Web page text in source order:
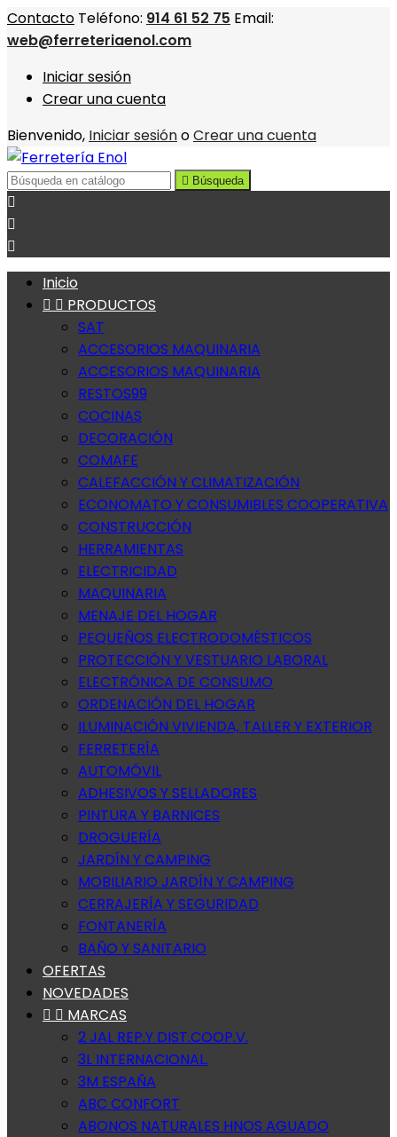
Contacto Teléfono: 914 61 52 75 Email:
web@ferreteriaenol.com
Iniciar sesión
Crear una cuenta
Bienvenido, Iniciar sesiónoCrear una cuenta
 Búsqueda



Inicio
  PRODUCTOS
SAT
ACCESORIOS MAQUINARIA
ACCESORIOS MAQUINARIA
RESTOS99
COCINAS
DECORACIÓN
COMAFE
CALEFACCIÓN Y CLIMATIZACIÓN
ECONOMATO Y CONSUMIBLES COOPERATIVA
CONSTRUCCIÓN
HERRAMIENTAS
ELECTRICIDAD
MAQUINARIA
MENAJE DEL HOGAR
PEQUEÑOS ELECTRODOMÉSTICOS
PROTECCIÓN Y VESTUARIO LABORAL
ELECTRÓNICA DE CONSUMO
ORDENACIÓN DEL HOGAR
ILUMINACIÓN VIVIENDA, TALLER Y EXTERIOR
FERRETERÍA
AUTOMÓVIL
ADHESIVOS Y SELLADORES
PINTURA Y BARNICES
DROGUERÍA
JARDÍN Y CAMPING
MOBILIARIO JARDÍN Y CAMPING
CERRAJERÍA Y SEGURIDAD
FONTANERÍA
BAÑO Y SANITARIO
OFERTAS
NOVEDADES
  MARCAS
2 JAL REP.Y DIST.COOP.V.
3L INTERNACIONAL.
3M ESPAÑA
ABC CONFORT
ABONOS NATURALES HNOS AGUADO